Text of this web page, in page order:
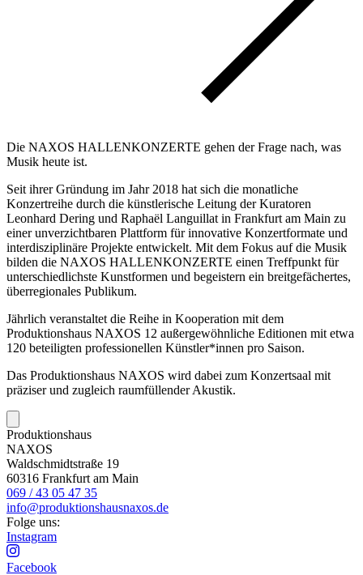
Die NAXOS HALLENKONZERTE gehen der Frage nach, was
Musik heute ist.
Seit ihrer Gründung im Jahr 2018 hat sich die monatliche
Konzertreihe durch die künstlerische Leitung der Kuratoren
Leonhard Dering und Raphaël Languillat in Frankfurt am Main zu
einer unverzichtbaren Plattform für innovative Konzertformate und
interdisziplinäre Projekte entwickelt. Mit dem Fokus auf die Musik
bilden die NAXOS HALLENKONZERTE einen Treffpunkt für
unterschiedlichste Kunstformen und begeistern ein breitgefächertes,
überregionales Publikum.
Jährlich veranstaltet die Reihe in Kooperation mit dem
Produktionshaus NAXOS 12 außergewöhnliche Editionen mit etwa
120 beteiligten professionellen Künstler*innen pro Saison.
Das Produktionshaus NAXOS wird dabei zum Konzertsaal mit
präziser und zugleich raumfüllender Akustik.
Produktionshaus
NAXOS
Waldschmidtstraße 19
60316 Frankfurt am Main
069 / 43 05 47 35
info@produktionshausnaxos.de
Folge uns:
Instagram
Facebook